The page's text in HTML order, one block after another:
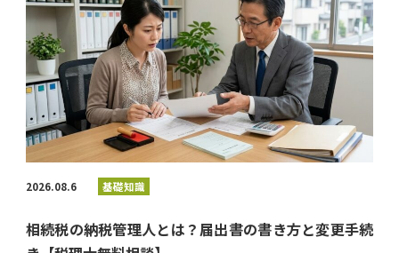
2026.08.6 基礎知識
相続税の納税管理人とは？届出書の書き方と変更手続